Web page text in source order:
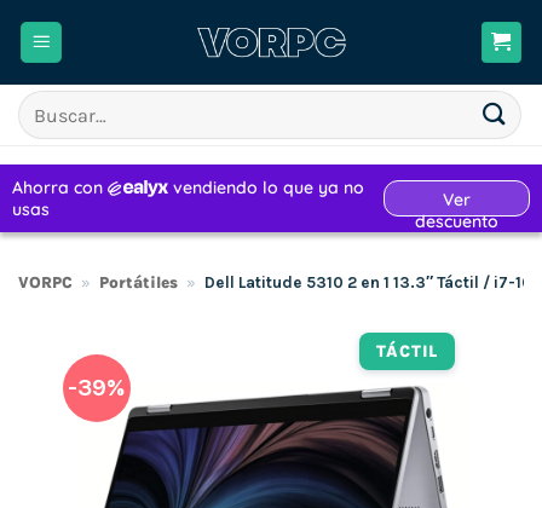
Buscar
por:
VORPC » Portátiles » Dell Latitude 5310 2 en 1 13.3″ Táctil / i7-
TÁCTIL
-39%